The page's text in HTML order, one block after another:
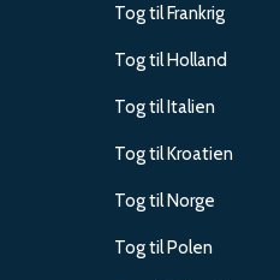
Tog til Frankrig
Tog til Holland
Tog til Italien
Tog til Kroatien
Tog til Norge
Tog til Polen